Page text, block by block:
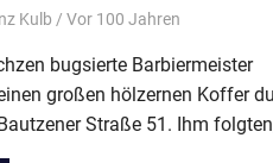
Kulb Vor 100 Jahren
bugsierte Barbiermeister
großen hölzernen Koffer
Straße 51. Ihm